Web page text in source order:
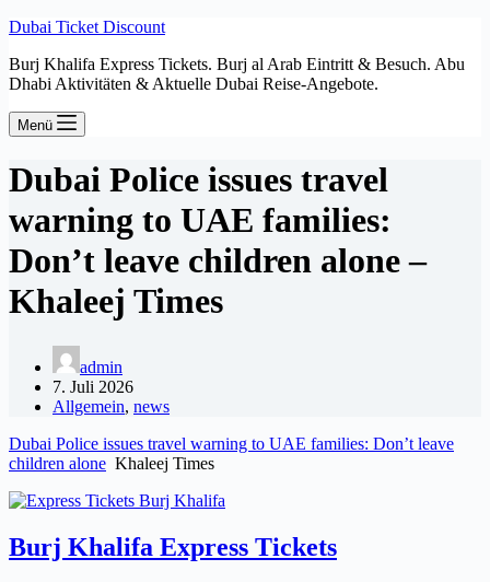
Dubai Ticket Discount
Burj Khalifa Express Tickets. Burj al Arab Eintritt & Besuch. Abu
Dhabi Aktivitäten & Aktuelle Dubai Reise-Angebote.
Menü
Dubai Police issues travel
warning to UAE families:
Don’t leave children alone –
Khaleej Times
admin
7. Juli 2026
Allgemein, news
Dubai Police issues travel warning to UAE families: Don’t leave
children alone Khaleej Times
Burj Khalifa Express Tickets